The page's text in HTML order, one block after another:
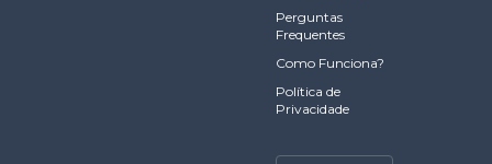
Perguntas
Frequentes
Como Funciona?
Política de
Privacidade